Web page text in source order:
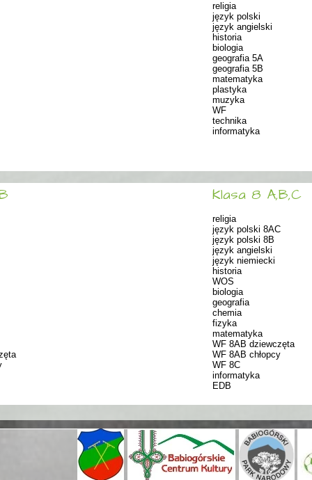
religia
język polski
język angielski
historia
biologia
geografia 5A
geografia 5B
matematyka
plastyka
muzyka
WF
technika
informatyka
Klasa 8 A,B,C
religia
język polski 8AC
język polski 8B
język angielski
język niemiecki
historia
WOS
biologia
geografia
chemia
fizyka
matematyka
WF 8AB dziewczęta
WF 8AB chłopcy
WF 8C
informatyka
EDB